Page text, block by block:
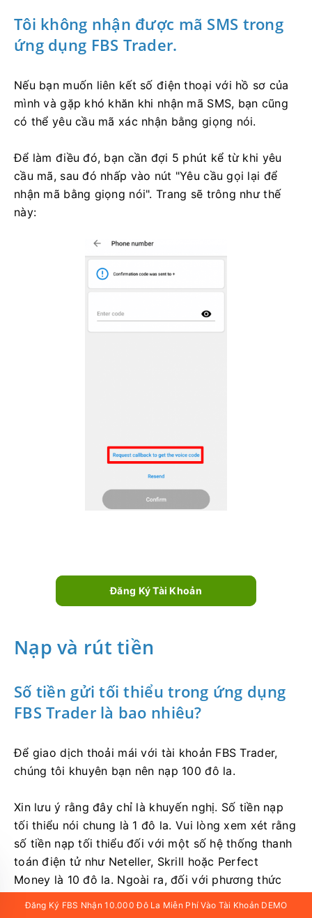
Tôi không nhận được mã SMS trong
ứng dụng FBS Trader.
Nếu bạn muốn liên kết số điện thoại với hồ sơ của
mình và gặp khó khăn khi nhận mã SMS, bạn cũng
có thể yêu cầu mã xác nhận bằng giọng nói.
Để làm điều đó, bạn cần đợi 5 phút kể từ khi yêu
cầu mã, sau đó nhấp vào nút "Yêu cầu gọi lại để
nhận mã bằng giọng nói". Trang sẽ trông như thế
này:
Đăng Ký Tài Khoản
Nạp và rút tiền
Số tiền gửi tối thiểu trong ứng dụng
FBS Trader là bao nhiêu?
Để giao dịch thoải mái với tài khoản FBS Trader,
chúng tôi khuyên bạn nên nạp 100 đô la.
Xin lưu ý rằng đây chỉ là khuyến nghị. Số tiền nạp
tối thiểu nói chung là 1 đô la. Vui lòng xem xét rằng
số tiền nạp tối thiểu đối với một số hệ thống thanh
toán điện tử như Neteller, Skrill hoặc Perfect
Money là 10 đô la. Ngoài ra, đối với phương thức
Đăng Ký FBS Nhận 10.000 Đô La Miễn Phí Vào Tài Khoản DEMO